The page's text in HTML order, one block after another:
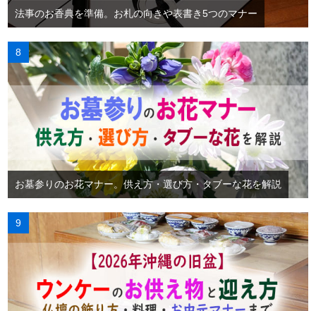
法事のお香典を準備。お札の向きや表書き5つのマナー
お墓参りのお花マナー。供え方・選び方・タブーな花を解説